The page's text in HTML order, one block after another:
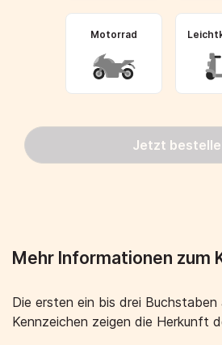
Motorrad
Jetzt
Mehr Informationen zum
Die ersten ein bis drei Buchstaben
Kennzeichen zeigen die Herkunft